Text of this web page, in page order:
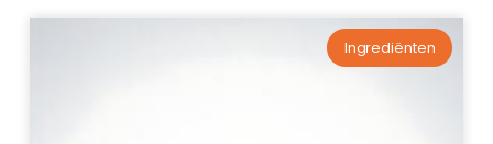
Ingrediënten